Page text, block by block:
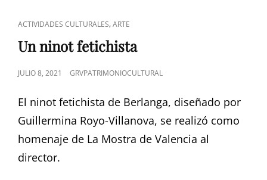
ENLACES
DE
CATEGORÍAS
ACTIVIDADES CULTURALES,ARTE
Un ninot fetichista
PUBLICADO
JULIO 8, 2021 GRVPATRIMONIOCULTURAL
El ninot fetichista de Berlanga, diseñado por
Guillermina Royo-Villanova, se realizó como
homenaje de La Mostra de Valencia al
director.